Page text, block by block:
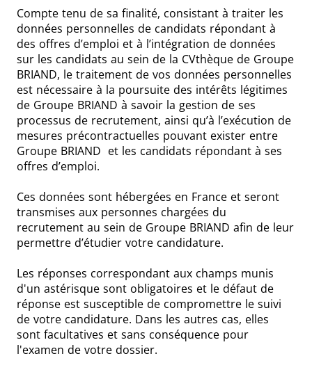
Compte tenu de sa finalité, consistant à traiter les
données personnelles de candidats répondant à
des offres d’emploi et à l’intégration de données
sur les candidats au sein de la CVthèque de Groupe
BRIAND, le traitement de vos données personnelles
est nécessaire à la poursuite des intérêts légitimes
de Groupe BRIAND à savoir la gestion de ses
processus de recrutement, ainsi qu’à l’exécution de
mesures précontractuelles pouvant exister entre
Groupe BRIAND et les candidats répondant à ses
offres d’emploi.
Ces données sont hébergées en France et seront
transmises aux personnes chargées du
recrutement au sein de Groupe BRIAND afin de leur
permettre d’étudier votre candidature.
Les réponses correspondant aux champs munis
d'un astérisque sont obligatoires et le défaut de
réponse est susceptible de compromettre le suivi
de votre candidature. Dans les autres cas, elles
sont facultatives et sans conséquence pour
l'examen de votre dossier.